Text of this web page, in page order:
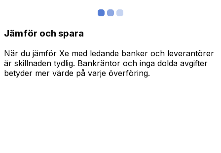
Jämför och spara
När du jämför Xe med ledande banker och leverantörer
är skillnaden tydlig. Bankräntor och inga dolda avgifter
betyder mer värde på varje överföring.